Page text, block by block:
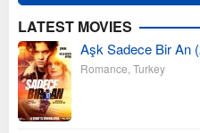
LATEST MOVIES
Aşk Sadece Bir An
Romance Turkey